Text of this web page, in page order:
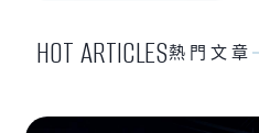
HOT ARTICLES熱門文章